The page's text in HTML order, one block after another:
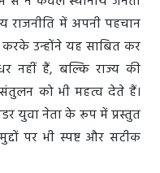
राजनीति में अपनी पहचान
उन्होंने यह साबित कर
नहीं हैं, बल्कि राज्य की
को भी महत्व देते हैं।
युवा नेता के रूप में प्रस्तुत
पर भी स्पष्ट और सटीक